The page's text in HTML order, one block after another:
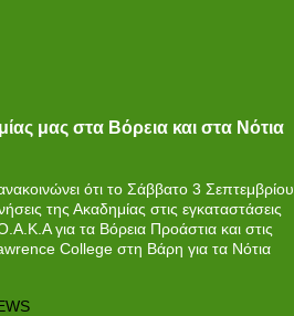
μας στα Βόρεια και στα Νότια
ότι το Σάββατο 3 Σεπτεμβρίου
της Ακαδημίας στις εγκαταστάσεις
για τα Βόρεια Προάστια και στις
College στη Βάρη για τα Νότια